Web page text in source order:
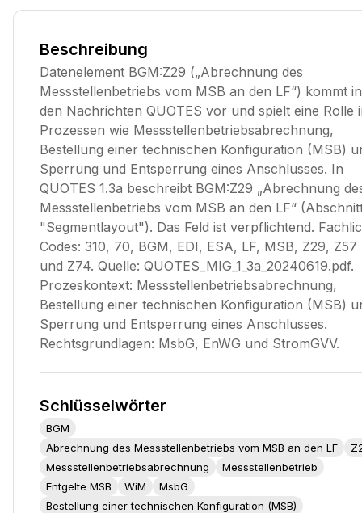
Beschreibung
Datenelement BGM:Z29 („Abrechnung des
Messstellenbetriebs vom MSB an den LF“) kommt in
den Nachrichten QUOTES vor und spielt eine Rolle
Prozessen wie Messstellenbetriebsabrechnung,
Bestellung einer technischen Konfiguration (MSB)
Sperrung und Entsperrung eines Anschlusses. In
QUOTES 1.3a beschreibt BGM:Z29 „Abrechnung
Messstellenbetriebs vom MSB an den LF“
"Segmentlayout"). Das Feld ist verpflichtend.
Codes: 310, 70, BGM, EDI, ESA, LF, MSB, Z29, Z57
und Z74. Quelle: QUOTES_MIG_1_3a_20240619.pdf.
Prozeskontext: Messstellenbetriebsabrechnung,
Bestellung einer technischen Konfiguration (MSB)
Sperrung und Entsperrung eines Anschlusses.
Rechtsgrundlagen: MsbG, EnWG und StromGVV.
Schlüsselwörter
BGM
Abrechnung des Messstellenbetriebs vom MSB an den LF
Messstellenbetriebsabrechnung
Messstellenbetrieb
Entgelte MSB
WiM
MsbG
Bestellung einer technischen Konfiguration (MSB)